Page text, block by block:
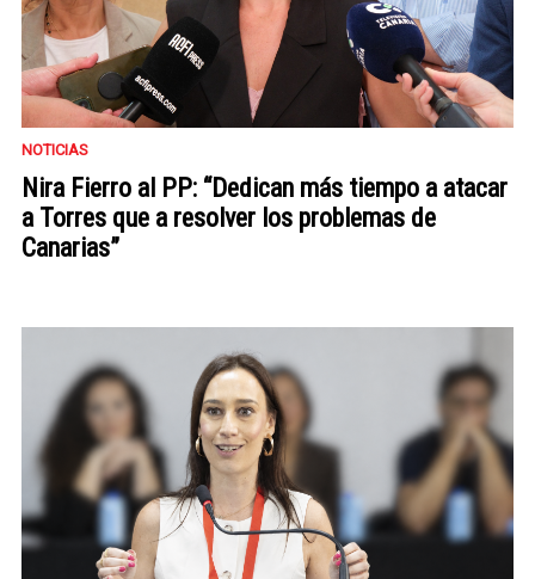
NOTICIAS
Nira Fierro al PP: “Dedican más tiempo a atacar
a Torres que a resolver los problemas de
Canarias”